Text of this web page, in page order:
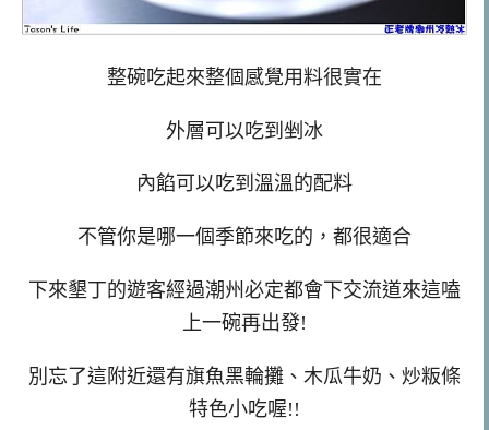
整碗吃起來整個感覺用料很實在
外層可以吃到剉冰
內餡可以吃到溫溫的配料
不管你是哪一個季節來吃的，都很適合
下來墾丁的遊客經過潮州必定都會下交流道來這嗑
上一碗再出發!
別忘了這附近還有旗魚黑輪攤、木瓜牛奶、炒粄條
特色小吃喔!!